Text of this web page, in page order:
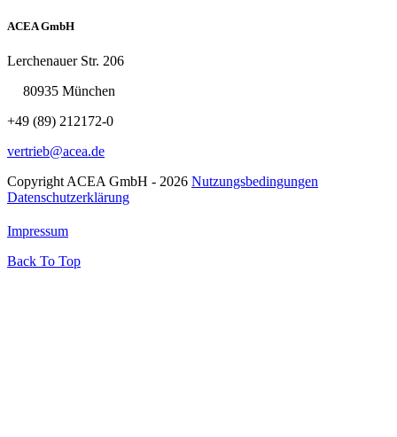
ACEA GmbH
Lerchenauer Str. 206
80935 München
+49 (89) 212172-0
vertrieb@acea.de
Copyright ACEA GmbH - 2026 Nutzungsbedingungen
Datenschutzerklärung
Impressum
Back To Top